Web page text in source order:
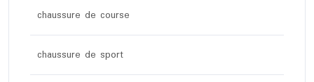
chaussure de course
chaussure de sport